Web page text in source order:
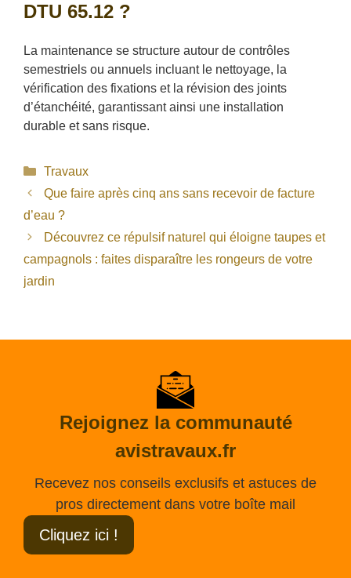
DTU 65.12 ?
La maintenance se structure autour de contrôles
semestriels ou annuels incluant le nettoyage, la
vérification des fixations et la révision des joints
d’étanchéité, garantissant ainsi une installation
durable et sans risque.
Catégories
Travaux
Que faire après cinq ans sans recevoir de facture
d’eau ?
Découvrez ce répulsif naturel qui éloigne taupes et
campagnols : faites disparaître les rongeurs de votre
jardin
Rejoignez la communauté
avistravaux.fr
Recevez nos conseils exclusifs et astuces de
pros directement dans votre boîte mail
Cliquez ici !